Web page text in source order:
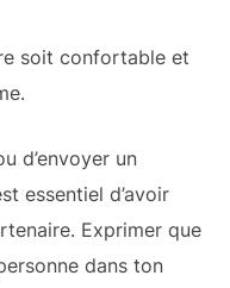
soit confortable et
d’envoyer un
essentiel d’avoir
Exprimer que
dans ton